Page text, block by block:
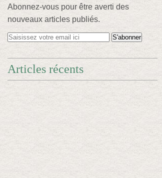
Abonnez-vous pour être averti des
nouveaux articles publiés.
Articles récents